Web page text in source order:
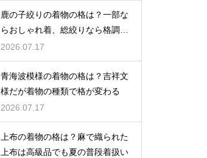
鹿の子絞りの着物の格は？一部な
らおしゃれ着、総絞りなら格調高
い晴れ着に
2026.07.17
青海波模様の着物の格は？吉祥文
様だが着物の種類で格が変わる
2026.07.17
上布の着物の格は？麻で織られた
上布は高級品でも夏の普段着扱い